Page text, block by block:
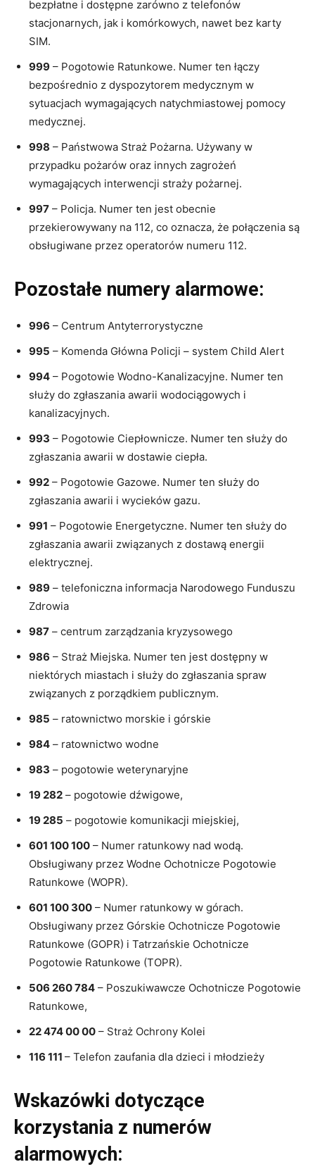
bezpłatne i dostępne zarówno z telefonów
stacjonarnych, jak i komórkowych, nawet bez karty
SIM.
999 – Pogotowie Ratunkowe. Numer ten łączy
bezpośrednio z dyspozytorem medycznym w
sytuacjach wymagających natychmiastowej pomocy
medycznej.
998 – Państwowa Straż Pożarna. Używany w
przypadku pożarów oraz innych zagrożeń
wymagających interwencji straży pożarnej.
997 – Policja. Numer ten jest obecnie
przekierowywany na 112, co oznacza, że połączenia są
obsługiwane przez operatorów numeru 112.
Pozostałe numery alarmowe:
996 – Centrum Antyterrorystyczne
995 – Komenda Główna Policji – system Child Alert
994 – Pogotowie Wodno-Kanalizacyjne. Numer ten
służy do zgłaszania awarii wodociągowych i
kanalizacyjnych.
993 – Pogotowie Ciepłownicze. Numer ten służy do
zgłaszania awarii w dostawie ciepła.
992 – Pogotowie Gazowe. Numer ten służy do
zgłaszania awarii i wycieków gazu.
991 – Pogotowie Energetyczne. Numer ten służy do
zgłaszania awarii związanych z dostawą energii
elektrycznej.
989 – telefoniczna informacja Narodowego Funduszu
Zdrowia
987 – centrum zarządzania kryzysowego
986 – Straż Miejska. Numer ten jest dostępny w
niektórych miastach i służy do zgłaszania spraw
związanych z porządkiem publicznym.
985 – ratownictwo morskie i górskie
984 – ratownictwo wodne
983 – pogotowie weterynaryjne
19 282 – pogotowie dźwigowe,
19 285 – pogotowie komunikacji miejskiej,
601 100 100 – Numer ratunkowy nad wodą.
Obsługiwany przez Wodne Ochotnicze Pogotowie
Ratunkowe (WOPR).
601 100 300 – Numer ratunkowy w górach.
Obsługiwany przez Górskie Ochotnicze Pogotowie
Ratunkowe (GOPR) i Tatrzańskie Ochotnicze
Pogotowie Ratunkowe (TOPR).
506 260 784 – Poszukiwawcze Ochotnicze Pogotowie
Ratunkowe,
22 474 00 00 – Straż Ochrony Kolei
116 111 – Telefon zaufania dla dzieci i młodzieży
Wskazówki dotyczące
korzystania z numerów
alarmowych: